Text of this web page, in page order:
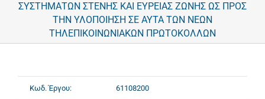
ΣΥΣΤΗΜΑΤΩΝ ΣΤΕΝΗΣ ΚΑΙ ΕΥΡΕΙΑΣ ΖΩΝΗΣ ΩΣ ΠΡΟΣ
ΤΗΝ ΥΛΟΠΟΙΗΣΗ ΣΕ ΑΥΤΑ ΤΩΝ ΝΕΩΝ
ΤΗΛΕΠΙΚΟΙΝΩΝΙΑΚΩΝ ΠΡΩΤΟΚΟΛΛΩΝ
Κωδ. Έργου: 61108200